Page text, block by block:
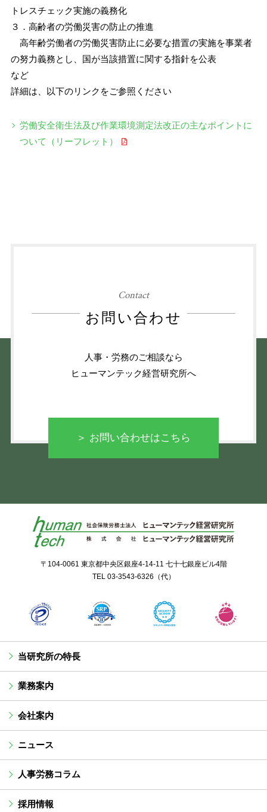
トレスチェック実施の義務化
３．高齢者の労働災害の防止の推進
高年齢労働者の労働災害防止に必要な措置の実施を事業者
の努力義務とし、国が当該措置に関する指針を公表
など
詳細は、以下のリンクをご参照ください
労働安全衛生法及び作業環境測定法改正の主なポイントに
ついて（リーフレット）
Contact
お問い合わせ
人事・労務のご相談なら
ヒューマンテック経営研究所へ
＞ お問い合わせはこちら
〒104-0061 東京都中央区銀座4-14-11 七十七銀座ビル4階
TEL 03-3543-6326 （代）
当研究所の特長
業務案内
会社案内
ニュース
人事労務コラム
採用情報